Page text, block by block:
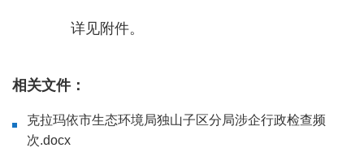
详见附件。
相关文件：
克拉玛依市生态环境局独山子区分局涉企行政检查频
次.docx